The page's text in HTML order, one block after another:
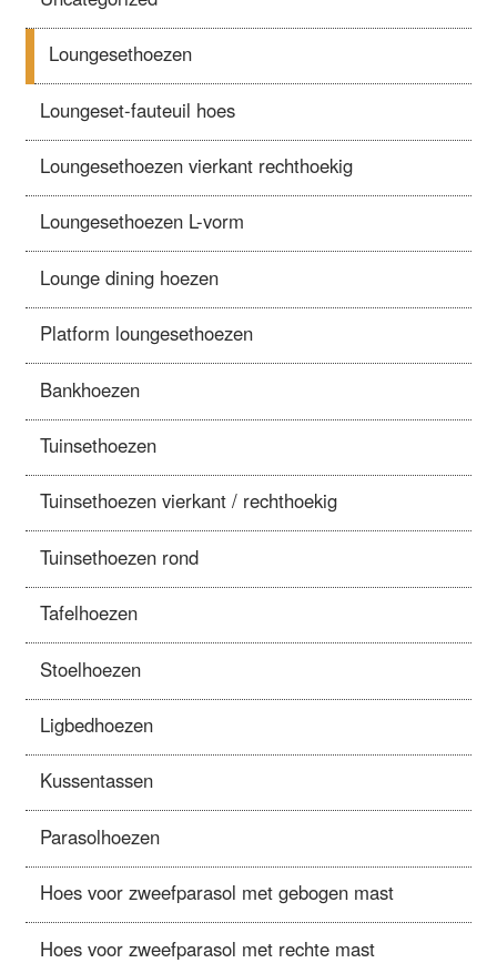
Loungesethoezen
Loungeset-fauteuil hoes
Loungesethoezen vierkant rechthoekig
Loungesethoezen L-vorm
Lounge dining hoezen
Platform loungesethoezen
Bankhoezen
Tuinsethoezen
Tuinsethoezen vierkant / rechthoekig
Tuinsethoezen rond
Tafelhoezen
Stoelhoezen
Ligbedhoezen
Kussentassen
Parasolhoezen
Hoes voor zweefparasol met gebogen mast
Hoes voor zweefparasol met rechte mast